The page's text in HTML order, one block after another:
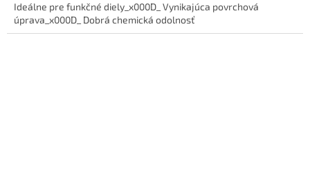
Ideálne pre funkčné diely_x000D_ Vynikajúca povrchová
úprava_x000D_ Dobrá chemická odolnosť